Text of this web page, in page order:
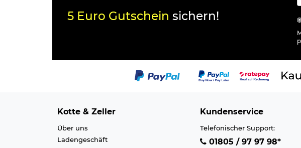
5 Euro Gutschein sichern!
Kotte & Zeller
Über uns
Ladengeschäft
Kundenservice
Telefonischer Support:
01805 / 97 97 98*